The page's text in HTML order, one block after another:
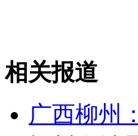
相关报道
广西柳州